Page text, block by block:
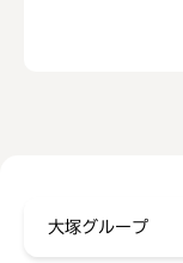
大塚グループ